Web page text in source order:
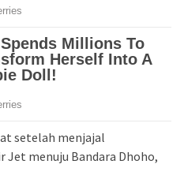
setelah menjajal
Jet menuju Bandara Dhoho,